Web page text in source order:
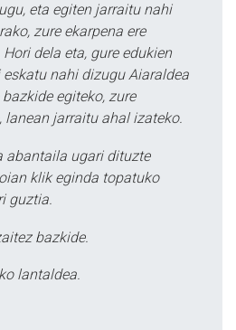
eta egiten jarraitu nahi
zure ekarpena ere
dela eta, gure edukien
nahi dizugu Aiaraldea
egiteko, zure
lanean jarraitu ahal izateko.
abantaila ugari dituzte
klik eginda topatuko
guztia.
bazkide.
lantaldea.